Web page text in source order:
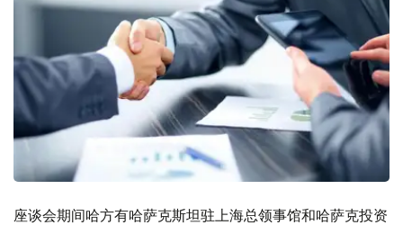
座谈会期间哈方有哈萨克斯坦驻上海总领事馆和哈萨克投资